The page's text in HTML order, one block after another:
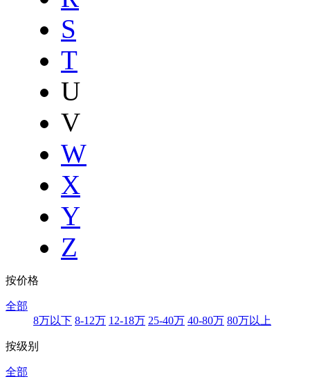
S
T
U
V
W
X
Y
Z
按价格
全部
8万以下 8-12万 12-18万 25-40万 40-80万 80万以上
按级别
全部